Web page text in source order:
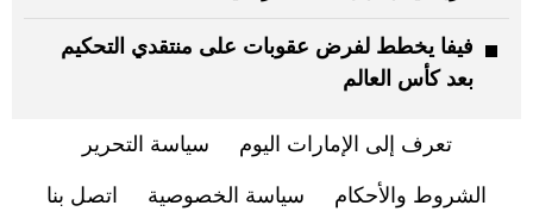
فيفا يخطط لفرض عقوبات على منتقدي التحكيم
بعد كأس العالم
تعرف إلى الإمارات اليوم سياسة التحرير
الشروط والأحكام سياسة الخصوصية اتصل بنا